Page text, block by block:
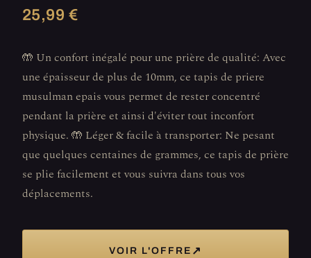
25,99 €
🤲 Un confort inégalé pour une prière de qualité: Avec
une épaisseur de plus de 10mm, ce tapis de priere
musulman epais vous permet de rester concentré
pendant la prière et ainsi d'éviter tout inconfort
physique. 🤲 Léger & facile à transporter: Ne pesant
que quelques centaines de grammes, ce tapis de prière
se plie facilement et vous suivra dans tous vos
déplacements.
VOIR L'OFFRE ↗